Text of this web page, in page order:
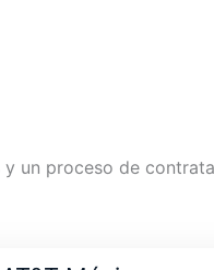
un proceso de